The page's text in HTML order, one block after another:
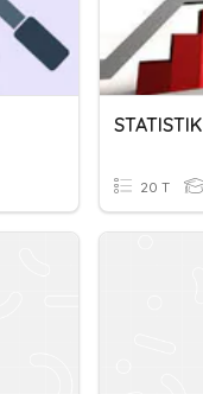
STATISTIK
20 T